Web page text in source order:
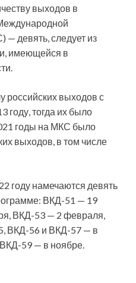
выходов в
— девять, следует из
имеющейся в
российских выходов с
году, тогда их было
годы на МКС было
выходов, в том числе
году намечаются девять
ВКД-51 — 19
ВКД-53 — 2 февраля,
ВКД-56 и ВКД-57 — в
59 — в ноябре.